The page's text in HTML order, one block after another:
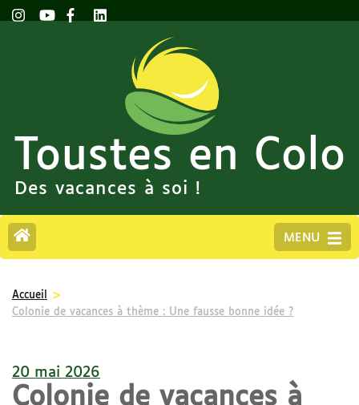
Toustes en Colo
Des vacances à soi !
MENU
Accueil >
Colonie de vacances à thème : Une fausse bonne idée ?
20 mai 2026
Colonie de vacances à